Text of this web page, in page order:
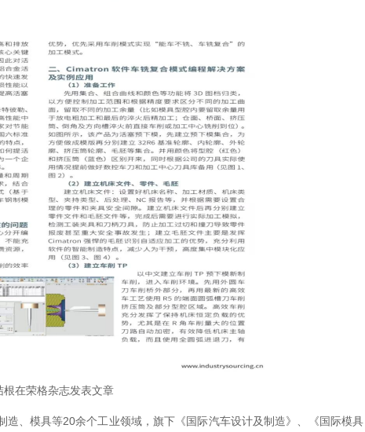
根在荣格杂志发表文章
、模具等20余个工业领域，旗下《国际汽车设计及制造》、《国际模具